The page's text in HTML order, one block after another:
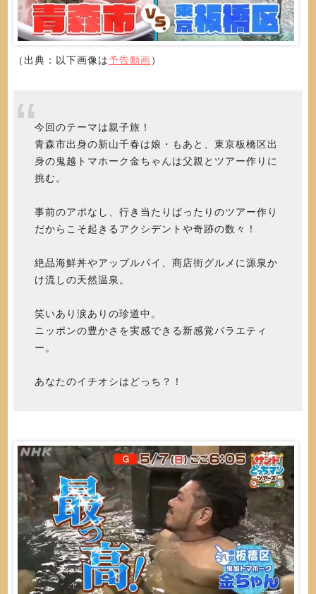
（出典：以下画像は予告動画）
今回のテーマは親子旅！
青森市出身の新山千春は娘・もあと、東京板橋区出
身の鬼越トマホーク金ちゃんは父親とツアー作りに
挑む。
事前のアポなし、行き当たりばったりのツアー作り
だからこそ起きるアクシデントや奇跡の数々！
絶品海鮮丼やアップルパイ、商店街グルメに源泉か
け流しの天然温泉。
笑いあり涙ありの珍道中。
ニッポンの豊かさを実感できる新感覚バラエティ
ー。
あなたのイチオシはどっち？！